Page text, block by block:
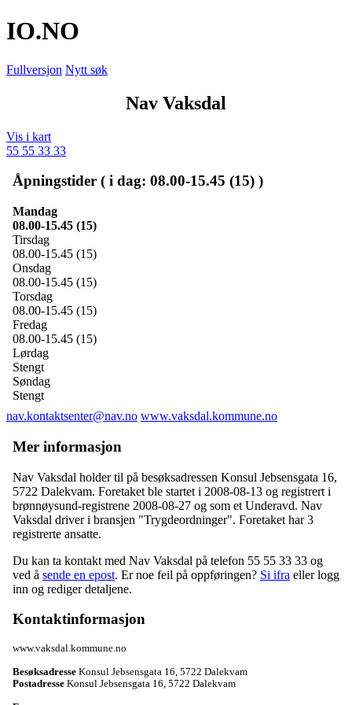
IO.NO
Fullversjon Nytt søk
Nav Vaksdal
Vis i kart
55 55 33 33
Åpningstider ( i dag: 08.00-15.45 (15) )
Mandag
08.00-15.45 (15)
Tirsdag
08.00-15.45 (15)
Onsdag
08.00-15.45 (15)
Torsdag
08.00-15.45 (15)
Fredag
08.00-15.45 (15)
Lørdag
Stengt
Søndag
Stengt
nav.kontaktsenter@nav.no www.vaksdal.kommune.no
Mer informasjon
Nav Vaksdal holder til på besøksadressen Konsul Jebsensgata 16,
5722 Dalekvam. Foretaket ble startet i 2008-08-13 og registrert i
brønnøysund-registrene 2008-08-27 og som et Underavd. Nav
Vaksdal driver i bransjen "Trygdeordninger". Foretaket har 3
registrerte ansatte.
Du kan ta kontakt med Nav Vaksdal på telefon 55 55 33 33 og
ved å sende en epost. Er noe feil på oppføringen? Si ifra eller logg
inn og rediger detaljene.
Kontaktinformasjon
www.vaksdal.kommune.no
Besøksadresse Konsul Jebsensgata 16, 5722 Dalekvam
Postadresse Konsul Jebsensgata 16, 5722 Dalekvam